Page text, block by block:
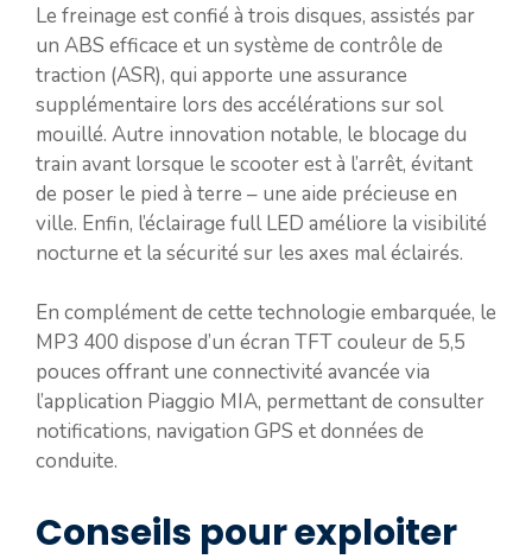
Le freinage est confié à trois disques, assistés par
un ABS efficace et un système de contrôle de
traction (ASR), qui apporte une assurance
supplémentaire lors des accélérations sur sol
mouillé. Autre innovation notable, le blocage du
train avant lorsque le scooter est à l’arrêt, évitant
de poser le pied à terre – une aide précieuse en
ville. Enfin, l’éclairage full LED améliore la visibilité
nocturne et la sécurité sur les axes mal éclairés.
En complément de cette technologie embarquée, le
MP3 400 dispose d’un écran TFT couleur de 5,5
pouces offrant une connectivité avancée via
l’application Piaggio MIA, permettant de consulter
notifications, navigation GPS et données de
conduite.
Conseils pour exploiter